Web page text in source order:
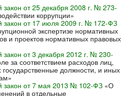
от 25 декабря 2008 г. № 273-
коррупции»
закон от 17 июля 2009 г. № 172-ФЗ
экспертизе нормативных
и проектов нормативных правовых
от 3 декабря 2012 г. № 230-
за соответствием расходов лиц,
должности, и иных
закон от 7 мая 2013 № 102-ФЗ «О
в отдельные